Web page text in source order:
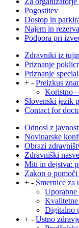
Pogostitev
Dostop in
Najem in
Podpora pri
Zdravniki iz
Priznanje
Priznanje
+ - Preizkus
Koristno
Slovenski jezik
Contact for
Odnosi z
Novinarske
Obrazi
Zdravniški
Miti in dejstva:
Zakon o
+ - Smernice za
Uporabne
Kvalitetne
Digitalno
+ - Ustno